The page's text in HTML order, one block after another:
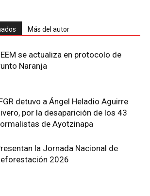
Más del autor
se actualiza en protocolo de
Naranja
detuvo a Ángel Heladio Aguirre
por la desaparición de los 43
de Ayotzinapa
la Jornada Nacional de
2026